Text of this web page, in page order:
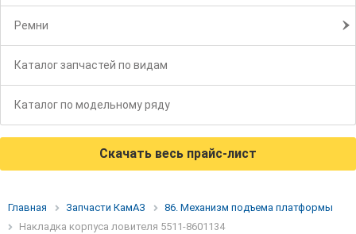
Ремни
Каталог запчастей по видам
Каталог по модельному ряду
Скачать весь прайс-лист
Главная Запчасти КамАЗ
86. Механизм подъема платформы
Накладка корпуса ловителя 5511-8601134